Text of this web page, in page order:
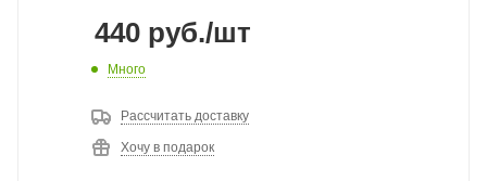
440 руб./шт
Много
Рассчитать доставку
Хочу в подарок